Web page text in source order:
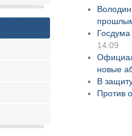
14:09
новые
В
Против